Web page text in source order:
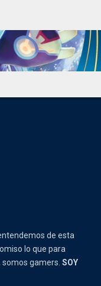
de esta
lo que para
gamers. SOY